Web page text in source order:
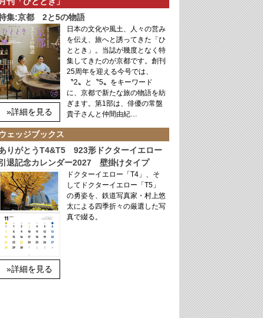
集:京都 2と5の物語
»詳細を見る
日本の文化や風土、人々の営み
を伝え、旅へと誘ってきた「ひ
ととき」。当誌が幾度となく特
集してきたのが京都です。創刊
25周年を迎える今号では、
〝2〟と〝5〟をキーワード
に、京都で新たな旅の物語を紡
ぎます。第1部は、俳優の常盤
貴子さんと仲間由紀…
ェッジブックス
りがとうT4&T5 923形ドクターイエロー
退記念カレンダー2027 壁掛けタイプ
»詳細を見る
ドクターイエロー「T4」、そ
してドクターイエロー「T5」
の勇姿を、鉄道写真家・村上悠
太による四季折々の厳選した写
真で綴る。